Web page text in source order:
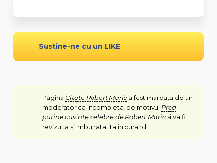
Sustine-ne cu un LIKE
Pagina Citate Robert Marica fost marcata de un
moderator ca incompleta, pe motivul Prea
putine cuvinte celebre de Robert Maricsi va fi
revizuita si imbunatatita in curand.